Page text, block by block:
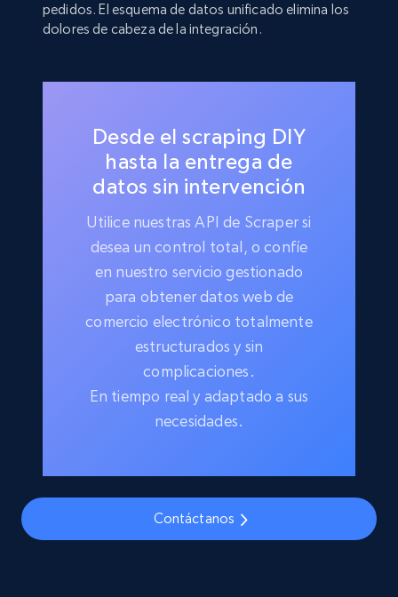
pedidos. El esquema de datos unificado elimina los
dolores de cabeza de la integración.
Desde el scraping DIY
hasta la entrega de
datos sin intervención
Utilice nuestras API de Scraper si
desea un control total, o confíe
en nuestro servicio gestionado
para obtener datos web de
comercio electrónico totalmente
estructurados y sin
complicaciones.
En tiempo real y adaptado a sus
necesidades.
Contáctanos